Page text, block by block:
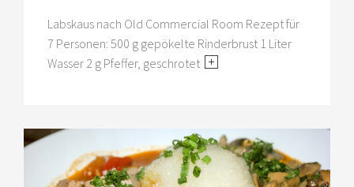
Labskaus nach Old Commercial Room Rezept für
7 Personen: 500 g gepökelte Rinderbrust 1 Liter
Wasser 2 g Pfeffer, geschrotet